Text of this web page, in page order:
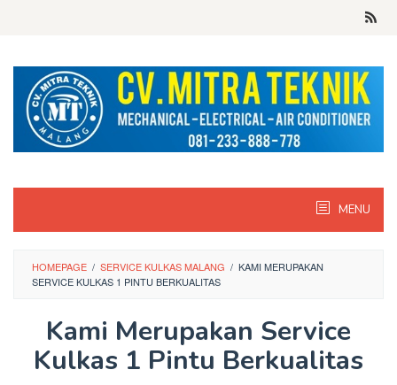
MENU
HOMEPAGE / SERVICE KULKAS MALANG / KAMI MERUPAKAN
SERVICE KULKAS 1 PINTU BERKUALITAS
Kami Merupakan Service
Kulkas 1 Pintu Berkualitas